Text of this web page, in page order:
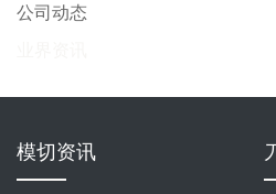
公司动态
模切资讯